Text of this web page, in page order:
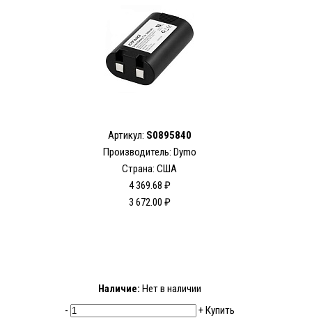
Артикул: S0895840
Производитель: Dymo
Страна: США
4 369.68 ₽
3 672.00 ₽
Наличие: Нет в наличии
-
+Купить